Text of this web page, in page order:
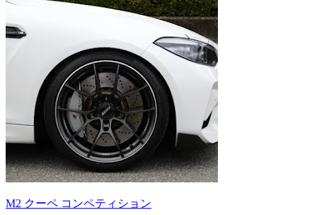
M2 クーペ コンペティション